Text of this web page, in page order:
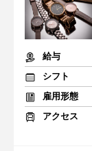
給与
シフト
雇用形態
アクセス